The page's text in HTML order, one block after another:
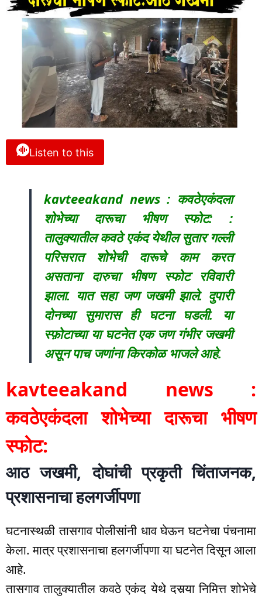
Listen to this
kavteeakand news : कवठेएकंदला
शोभेच्या दारूचा भीषण स्फोट: :
तालुक्यातील कवठे एकंद येथील सुतार गल्ली
परिसरात शोभेची दारूचे काम करत
असताना दारुचा भीषण स्फोट रविवारी
झाला. यात सहा जण जखमी झाले. दुपारी
दोनच्या सुमारास ही घटना घडली. या
स्फ़ोटाच्या या घटनेत एक जण गंभीर जखमी
असून पाच जणांना किरकोळ भाजले आहे.
kavteeakand news :
कवठेएकंदला शोभेच्या दारूचा भीषण
स्फोट:
आठ जखमी, दोघांची प्रकृती चिंताजनक,
प्रशासनाचा हलगर्जीपणा
घटनास्थळी तासगाव पोलीसांनी धाव घेऊन घटनेचा पंचनामा
केला. मात्र प्रशासनाचा हलगर्जीपणा या घटनेत दिसून आला
आहे.
तासगाव तालुक्यातील कवठे एकंद येथे दसर्‍या निमित्त शोभेचे